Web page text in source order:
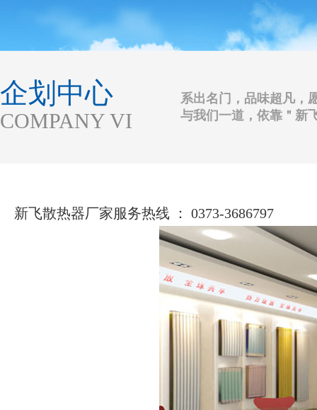
企划中心
COMPANY VI
系出名门，品味超凡，
与我们一道，依靠＂新
新飞散热器厂家服务热线 ： 0373-3686797